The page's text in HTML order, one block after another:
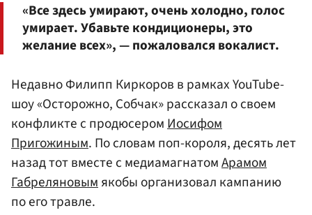
«Все здесь умирают, очень холодно, голос
умирает. Убавьте кондиционеры, это
желание всех», — пожаловался вокалист.
Недавно Филипп Киркоров в рамках YouTube-
шоу «Осторожно, Собчак» рассказал о своем
конфликте с продюсеромИосифом
Пригожиным. По словам поп-короля, десять лет
назад тот вместе с медиамагнатомАрамом
Габреляновымякобы организовал кампанию
по его травле.